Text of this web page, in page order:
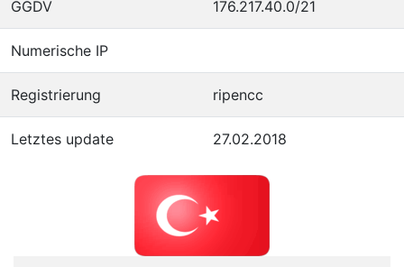
GGDV 176.217.40.0/21
Numerische IP
Registrierung ripencc
Letztes update 27.02.2018